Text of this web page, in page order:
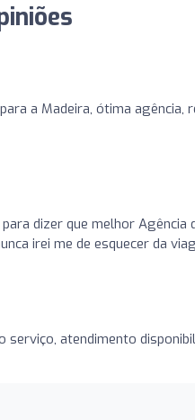
a Madeira, ótima agência,
dizer que melhor Agência
irei me de esquecer da
atendimento